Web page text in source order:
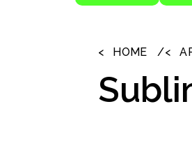
Bolígrafos
HOME